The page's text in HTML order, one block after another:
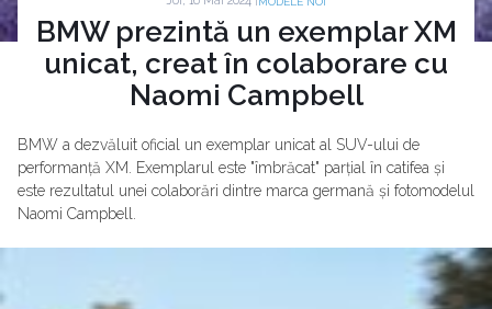
BMW prezintă un exemplar XM
unicat, creat în colaborare cu
Naomi Campbell
BMW a dezvăluit oficial un exemplar unicat al SUV-ului de
performanță XM. Exemplarul este "îmbrăcat" parțial în catifea și
este rezultatul unei colaborări dintre marca germană și fotomodelul
Naomi Campbell.